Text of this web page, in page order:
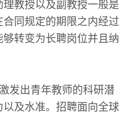
教授以及副教授一般是
同规定的期限之内经过
转变为长聘岗位并且纳
发出青年教师的科研潜
及水准。招聘面向全球